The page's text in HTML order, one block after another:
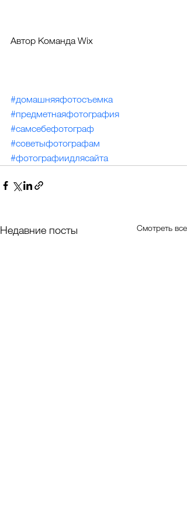
Автор Команда Wix
#домашняяфотосъемка
#предметнаяфотография
#самсебефотограф
#советыфотографам
#фотографиидлясайта
Недавние посты Смотреть все